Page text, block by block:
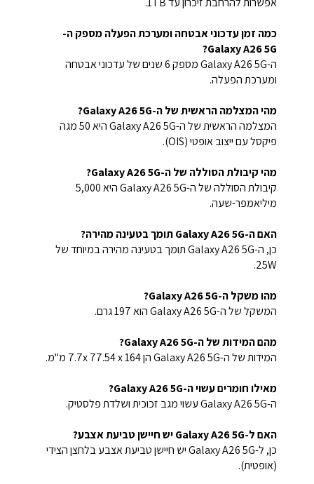
כמה זמן עדכוני אבטחה ומערכת הפעלה מספק ה-
Galaxy A26 5G?
ה-Galaxy A26 5G מספק 6 שנים של עדכוני אבטחה
ומערכת הפעלה.
מהי המצלמה הראשית של ה-Galaxy A26 5G?
המצלמה הראשית של ה-Galaxy A26 5G היא 50 מגה
פיקסל עם ייצוב אופטי (OIS).
מהי קיבולת הסוללה של ה-Galaxy A26 5G?
קיבולת הסוללה של ה-Galaxy A26 5G היא 5,000
מיליאמפר-שעה.
האם ה-Galaxy A26 5G תומך בטעינה מהירה?
כן, ה-Galaxy A26 5G תומך בטעינה מהירה במיוחד של
25W.
מהו משקל ה-Galaxy A26 5G?
המשקל של ה-Galaxy A26 5G הוא 197 גרם.
מהם המידות של ה-Galaxy A26 5G?
המידות של ה-Galaxy A26 5G הן 7.7x 77.54 x 164 מ"מ.
מאילו חומרים עשוי ה-Galaxy A26 5G?
ה-Galaxy A26 5G עשוי מגב זכוכית ושלדת פלסטיק.
האם ל-Galaxy A26 5G יש חיישן טביעת אצבע?
כן, ל-Galaxy A26 5G יש חיישן טביעת אצבע בלחצן הצידי
(אופטית).